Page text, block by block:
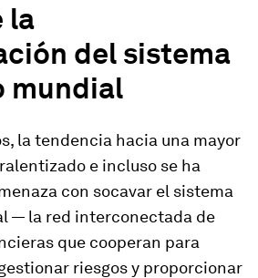
la
del sistema
mundial
la tendencia hacia una mayor
e incluso se ha
con socavar el sistema
— la red interconectada de
que cooperan para
riesgos y proporcionar